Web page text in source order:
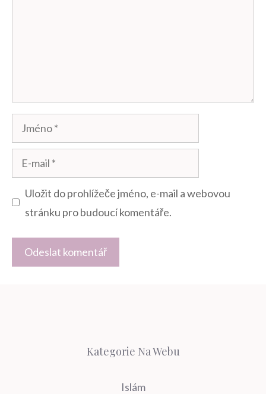
Jméno
mail
Uložit do prohlížeče jméno, e-mail a webovou
stránku pro budoucí komentáře.
Kategorie Na Webu
Islám